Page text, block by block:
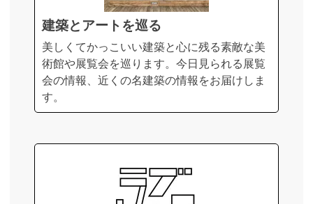
建築とアートを巡る
美しくてかっこいい建築と心に残る素敵な美
術館や展覧会を巡ります。今日見られる展覧
会の情報、近くの名建築の情報をお届けしま
す。